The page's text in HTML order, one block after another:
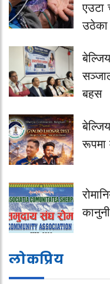
एउटा
बहस
रूपमा
लोकप्रिय